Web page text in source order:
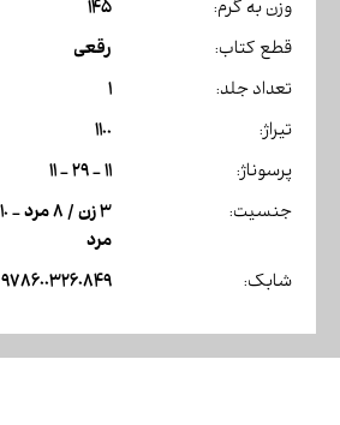
وزن به گرم: 145
قطع کتاب: رقعی
تعداد جلد: 1
تیراژ: 1100
پرسوناژ: 11 - 29 - 11
جنسیت:
مرد
شابک: 9786003260849